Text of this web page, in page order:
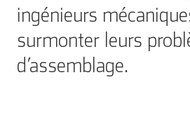
ingénieurs
surmonter leurs
d’assemblage.